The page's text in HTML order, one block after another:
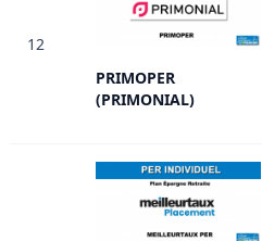
12
PRIMOPER
(PRIMONIAL)